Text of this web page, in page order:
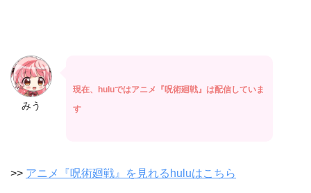
みう
現在、huluではアニメ『呪術廻戦』は配信していま
す
>> アニメ『呪術廻戦』を見れるhuluはこちら